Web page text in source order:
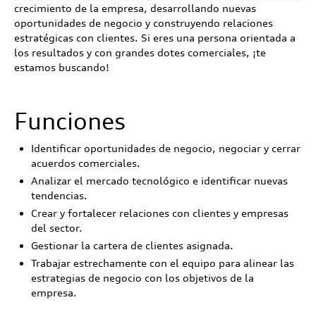
crecimiento de la empresa, desarrollando nuevas
oportunidades de negocio y construyendo relaciones
estratégicas con clientes. Si eres una persona orientada a
los resultados y con grandes dotes comerciales, ¡te
estamos buscando!
Funciones
Identificar oportunidades de negocio, negociar y cerrar
acuerdos comerciales.
Analizar el mercado tecnológico e identificar nuevas
tendencias.
Crear y fortalecer relaciones con clientes y empresas
del sector.
Gestionar la cartera de clientes asignada.
Trabajar estrechamente con el equipo para alinear las
estrategias de negocio con los objetivos de la
empresa.